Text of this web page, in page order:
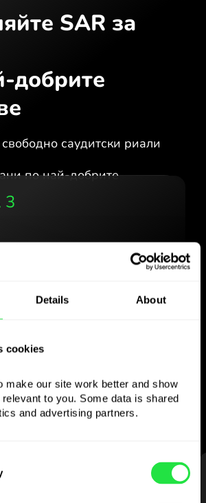
Details About
cookies
make our site work better and show
to you. Some data is shared
and advertising partners.
SAR за
добрите
саудитски риали
по най-добрите
валута
пари в чужбина,
без
плащайте с мултивалутна
1